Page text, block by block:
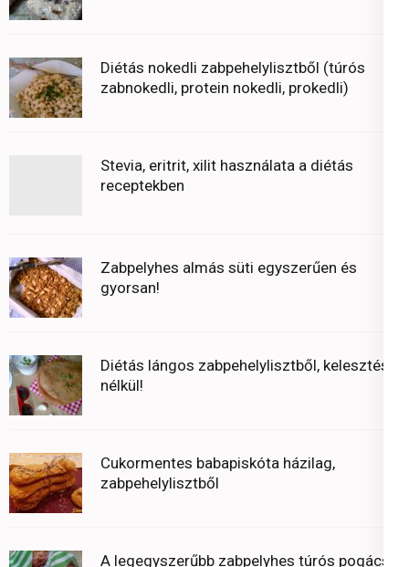
Diétás nokedli zabpehelylisztből (túrós
zabnokedli, protein nokedli, prokedli)
Stevia, eritrit, xilit használata a diétás
receptekben
Zabpelyhes almás süti egyszerűen és
gyorsan!
Diétás lángos zabpehelylisztből, kelesztés
nélkül!
Cukormentes babapiskóta házilag,
zabpehelylisztből
A legegyszerűbb zabpelyhes túrós pogácsa